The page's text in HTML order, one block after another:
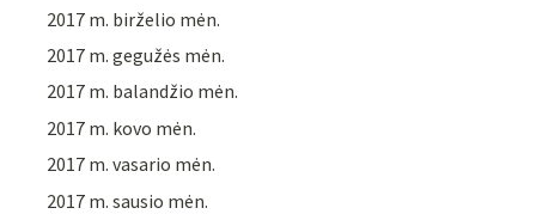
2017 m. birželio mėn.
2017 m. gegužės mėn.
2017 m. balandžio mėn.
2017 m. kovo mėn.
2017 m. vasario mėn.
2017 m. sausio mėn.